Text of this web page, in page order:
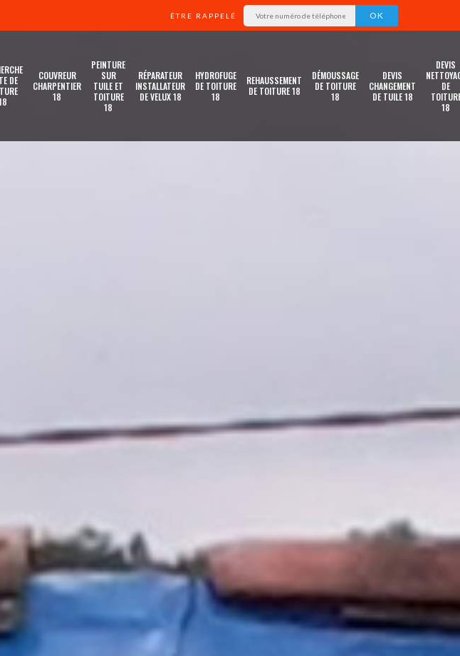
ÊTRE RAPPELÉ
DE
COUVREUR
CHARPENTIER
18
PEINTURE
SUR
TUILE ET
TOITURE
18
RÉPARATEUR
INSTALLATEUR
DE VELUX 18
HYDROFUGE
DE TOITURE
18
REHAUSSEMENT
DE TOITURE 18
DÉMOUSSAGE
DE TOITURE
18
DEVIS
CHANGEMENT
DE TUILE 18
DEVIS
DE
18